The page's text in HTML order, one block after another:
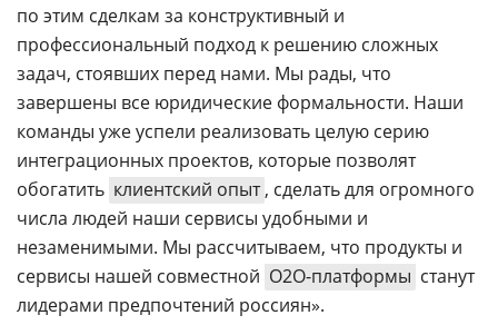
по этим сделкам за конструктивный и
профессиональный подход к решению сложных
задач, стоявших перед нами. Мы рады, что
завершены все юридические формальности. Наши
команды уже успели реализовать целую серию
интеграционных проектов, которые позволят
обогатить клиентский опыт , сделать для огромного
числа людей наши сервисы удобными и
незаменимыми. Мы рассчитываем, что продукты и
сервисы нашей совместной О2О-платформы станут
лидерами предпочтений россиян».